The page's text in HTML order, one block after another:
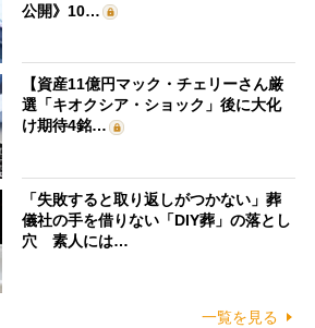
公開》10…
【資産11億円マック・チェリーさん厳
選「キオクシア・ショック」後に大化
け期待4銘…
「失敗すると取り返しがつかない」葬
儀社の手を借りない「DIY葬」の落とし
穴 素人には…
一覧を見る